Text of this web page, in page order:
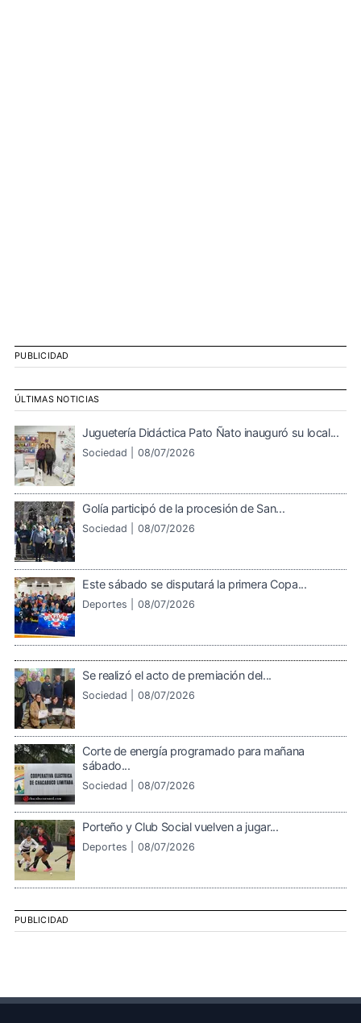
PUBLICIDAD
ÚLTIMAS NOTICIAS
Juguetería Didáctica Pato Ñato inauguró su local...
Sociedad | 08/07/2026
Golía participó de la procesión de San...
Sociedad | 08/07/2026
Este sábado se disputará la primera Copa...
Deportes | 08/07/2026
Se realizó el acto de premiación del...
Sociedad | 08/07/2026
Corte de energía programado para mañana
sábado...
Sociedad | 08/07/2026
Porteño y Club Social vuelven a jugar...
Deportes | 08/07/2026
PUBLICIDAD